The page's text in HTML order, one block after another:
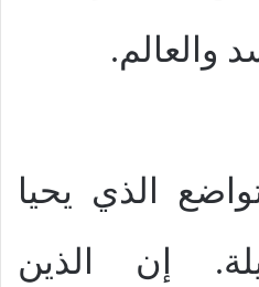
والعالم.
الذي يحيا
إن الذين